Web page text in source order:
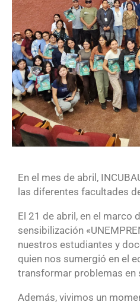
En el mes de abril,
las diferentes facultades
El 21 de abril, en el marco
sensibilización
nuestros estudiantes y
quien nos sumergió en el
transformar problemas en
Además, vivimos un